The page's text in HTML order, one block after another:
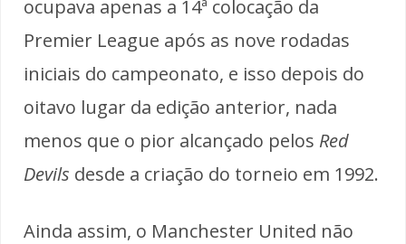
ocupava apenas a 14ª colocação da
Premier League após as nove rodadas
iniciais do campeonato, e isso depois do
oitavo lugar da edição anterior, nada
menos que o pior alcançado pelos Red
Devils desde a criação do torneio em 1992.
Ainda assim, o Manchester United não